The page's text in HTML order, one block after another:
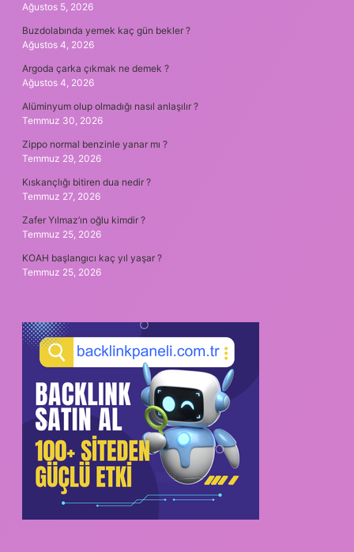
Ağustos 5, 2026
Buzdolabında yemek kaç gün bekler ?
Ağustos 4, 2026
Argoda çarka çıkmak ne demek ?
Ağustos 4, 2026
Alüminyum olup olmadığı nasıl anlaşılır ?
Temmuz 30, 2026
Zippo normal benzinle yanar mı ?
Temmuz 29, 2026
Kıskançlığı bitiren dua nedir ?
Temmuz 27, 2026
Zafer Yılmaz’ın oğlu kimdir ?
Temmuz 25, 2026
KOAH başlangıcı kaç yıl yaşar ?
Temmuz 25, 2026